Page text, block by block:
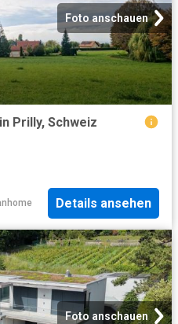
Foto anschauen
Prilly, Schweiz
Details ansehen
Foto anschauen